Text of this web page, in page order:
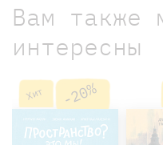
Вам также
интересны
Хит -20%